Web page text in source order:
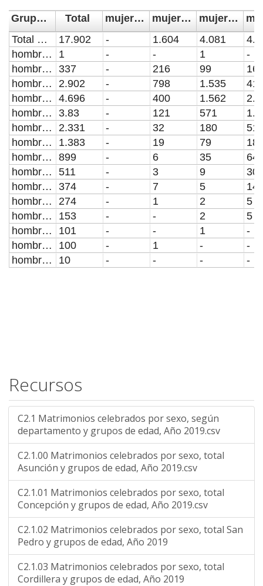
Grupos de edad Total mujeres de 10 a 14 mujeres de 15 a 19
mujeres de 20 a 24
Total Pais
17.902 - 1.604 4.081
hombres de 10 a 14
1 - - 1
-
hombres de 15 a 19
337 - 216 99
16
hombres de 20 a 24
2.902 - 798 1.535
hombres de 25 a 29
4.696 - 400 1.562
hombres de 30 a 34
3.83 - 121 571
hombres de 35 a 39
2.331 - 32 180
hombres de 40 a 44
1.383 - 19 79
hombres de 45 a 49
899 - 6 35
64
hombres de 50 a 54
511 - 3 9
30
hombres de 55 a 59
374 - 7 5
14
hombres de 60 a 64
274 - 1 2
5
hombres de 65 a 69
153 - - 2
5
hombres de 70 a 74
101 - - 1
-
hombres de 75 y mas
100 - 1 -
-
hombres no reportado
10 - - - -
Recursos
C2.1 Matrimonios celebrados por sexo, según
departamento y grupos de edad, Año 2019.csv
C2.1.00 Matrimonios celebrados por sexo, total
Asunción y grupos de edad, Año 2019.csv
C2.1.01 Matrimonios celebrados por sexo, total
Concepción y grupos de edad, Año 2019.csv
C2.1.02 Matrimonios celebrados por sexo, total San
Pedro y grupos de edad, Año 2019
C2.1.03 Matrimonios celebrados por sexo, total
Cordillera y grupos de edad, Año 2019